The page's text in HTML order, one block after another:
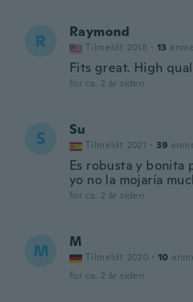
R Raymond
Tilmeldt 2018 · 13
Fits great. High
for ca. 2 år siden
S Su
Tilmeldt 2021 · 39
Es robusta y bonita
yo no la mojaría
for ca. 2 år siden
M M
Tilmeldt 2020 · 10
for ca. 2 år siden